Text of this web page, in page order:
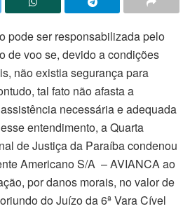
pode ser responsabilizada pelo
de voo se, devido a condições
não existia segurança para
tal fato não afasta a
necessária e adequada
entendimento, a Quarta
de Justiça da Paraíba condenou
Americano S/A – AVIANCA ao
por danos morais, no valor de
do Juízo da 6ª Vara Cível